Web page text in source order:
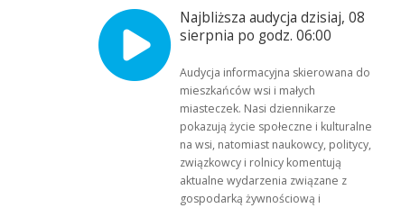
Najbliższa audycja dzisiaj, 08
sierpnia po godz. 06:00
Audycja informacyjna skierowana do
mieszkańców wsi i małych
miasteczek. Nasi dziennikarze
pokazują życie społeczne i kulturalne
na wsi, natomiast naukowcy, politycy,
związkowcy i rolnicy komentują
aktualne wydarzenia związane z
gospodarką żywnościową i